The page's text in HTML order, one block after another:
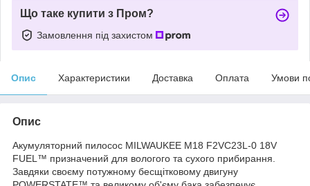
Що таке купити з Пром?
Замовлення під захистом
Опис Характеристики Доставка Оплата Умови
Опис
Акумуляторний пилосос MILWAUKEE M18 F2VC23L-0 18V
FUEL™ призначений для вологого та сухого прибирання.
Завдяки своєму потужному бесщітковому двигуну